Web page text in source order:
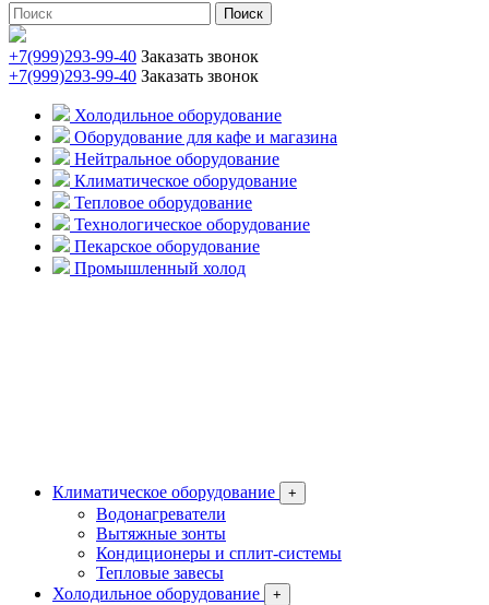
Поиск
+7(999)293-99-40 Заказать звонок
+7(999)293-99-40 Заказать звонок
Холодильное оборудование
Оборудование для кафе и магазина
Нейтральное оборудование
Климатическое оборудование
Тепловое оборудование
Технологическое оборудование
Пекарское оборудование
Промышленный холод
Климатическое оборудование +
Водонагреватели
Вытяжные зонты
Кондиционеры и сплит-системы
Тепловые завесы
Холодильное оборудование
+